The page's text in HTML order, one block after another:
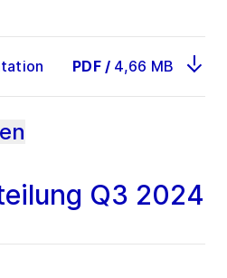
PDF / 4,66 MB
Q3 2024